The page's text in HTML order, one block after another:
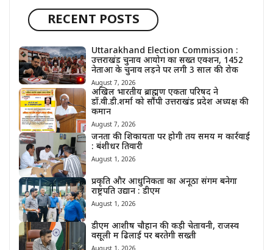
RECENT POSTS
Uttarakhand Election Commission :
उत्तराखंड चुनाव आयोग का सख्त एक्शन, 1452
नेताओं के चुनाव लड़ने पर लगी 3 साल की रोक
August 7, 2026
अखिल भारतीय ब्राह्मण एकता परिषद ने
डॉ.वी.डी.शर्मा को सौंपी उत्तराखंड प्रदेश अध्यक्ष की
कमान
August 7, 2026
जनता की शिकायतों पर होगी तय समय में कार्रवाई
: बंशीधर तिवारी
August 1, 2026
प्रकृति और आधुनिकता का अनूठा संगम बनेगा
राष्ट्रपति उद्यान : डीएम
August 1, 2026
डीएम आशीष चौहान की कड़ी चेतावनी, राजस्व
वसूली में ढिलाई पर बरतेगी सख्ती